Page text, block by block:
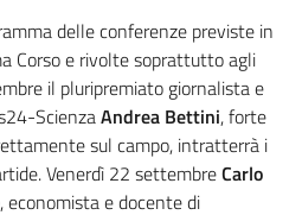
delle conferenze previste in
Corso e rivolte soprattutto agli
il pluripremiato giornalista e
ScienzaAndrea Bettini, forte
sul campo, intratterrà i
Venerdì 22 settembreCarlo
, economista e docente di